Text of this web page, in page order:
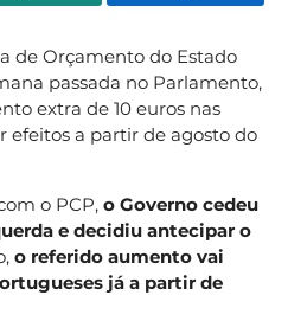
de Orçamento do Estado
passada no Parlamento,
extra de 10 euros nas
efeitos a partir de agosto do
o PCP, o Governo cedeu
e decidiu antecipar o
o referido aumento vai
já a partir de